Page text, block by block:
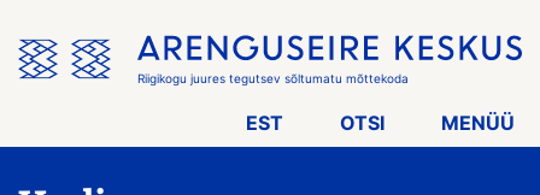
menüü
vahele
Riigikogu juures tegutsev sõltumatu mõttekoda
EST OTSI MENÜÜ